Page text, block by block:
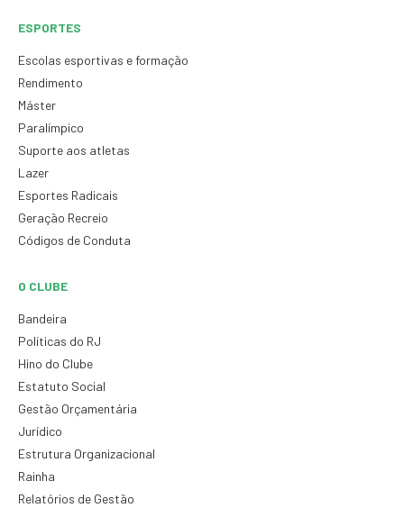
ESPORTES
Escolas esportivas e formação
Rendimento
Máster
Paralímpico
Suporte aos atletas
Lazer
Esportes Radicais
Geração Recreio
Códigos de Conduta
O CLUBE
Bandeira
Políticas do RJ
Hino do Clube
Estatuto Social
Gestão Orçamentária
Jurídico
Estrutura Organizacional
Rainha
Relatórios de Gestão